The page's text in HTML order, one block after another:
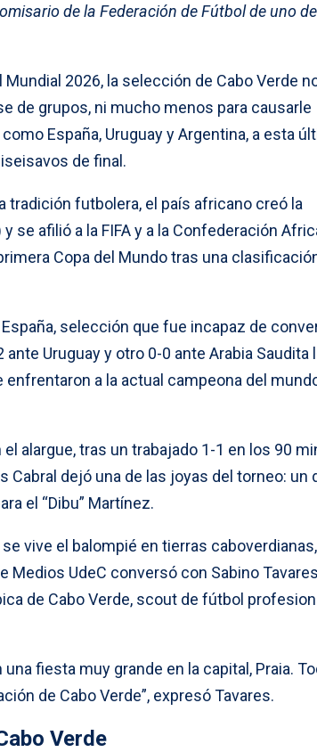
de la Federación de Fútbol de uno
2026, la selección de Cabo Verde
de grupos, ni mucho menos para causarle
España, Uruguay y Argentina, a esta
de final.
tradición futbolera, el país africano creó la
se afilió a la FIFA y a la Confederación
Copa del Mundo tras una
selección que fue incapaz de
Uruguay y otro 0-0 ante Arabia Saudita
a la actual campeona del
alargue, tras un trabajado 1-1 en los 90
Cabral dejó una de las joyas del torneo: un
el “Dibu” Martínez.
vive el balompié en tierras caboverdianas,
Medios UdeC conversó con Sabino Tavares
de Cabo Verde, scout de fútbol
fiesta muy grande en la capital, Praia.
de Cabo Verde”, expresó Tavares.
Verde